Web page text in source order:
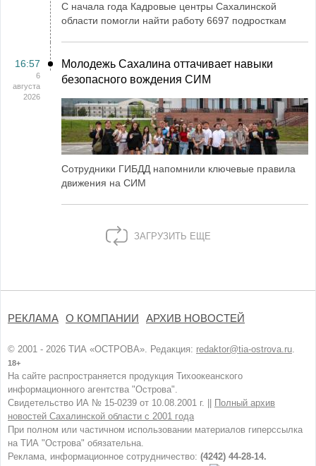
С начала года Кадровые центры Сахалинской
области помогли найти работу 6697 подросткам
16:57
6
августа
2026
Молодежь Сахалина оттачивает навыки
безопасного вождения СИМ
Сотрудники ГИБДД напомнили ключевые правила
движения на СИМ
ЗАГРУЗИТЬ ЕЩЕ
РЕКЛАМА О КОМПАНИИ АРХИВ НОВОСТЕЙ
© 2001 - 2026 ТИА «ОСТРОВА». Редакция: redaktor@tia-ostrova.ru.
18+
На сайте распространяется продукция Тихоокеанского
информационного агентства "Острова".
Свидетельство ИА № 15-0239 от 10.08.2001 г. ||
Полный архив
новостей Сахалинской области с 2001 года
При полном или частичном использовании материалов гиперссылка
на ТИА "Острова" обязательна.
Реклама, информационное сотрудничество: (4242) 44-28-14.